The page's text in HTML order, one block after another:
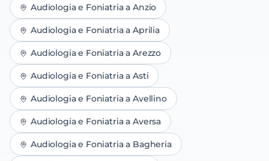
Audiologia e FoniatriaaAnzio
Audiologia e FoniatriaaAprilia
Audiologia e FoniatriaaArezzo
Audiologia e FoniatriaaAsti
Audiologia e FoniatriaaAvellino
Audiologia e FoniatriaaAversa
Audiologia e Foniatriaa Bagheria